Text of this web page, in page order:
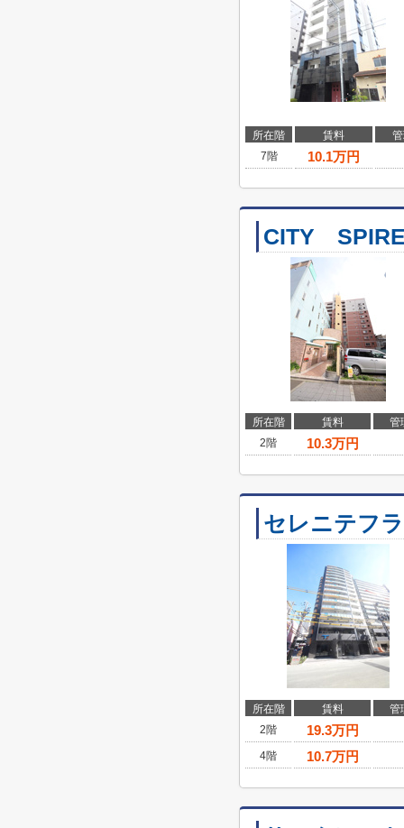
所在階 賃料
7階
10.1万円
CITY
所在階 賃料
管
2階
10.3万円
セレニテフ
所在階 賃料
管
2階
19.3万円
4階 10.7万円